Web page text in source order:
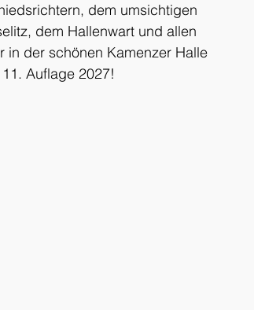
dem umsichtigen
dem Hallenwart und allen
in der schönen Kamenzer Halle
11. Auflage 2027!